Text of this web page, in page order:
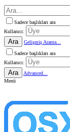
Sadece başlıkları ara
Kullanıcı:
Ara
Gelişmiş Arama...
Sadece başlıkları ara
Kullanıcı:
Ara
Advanced...
Menü